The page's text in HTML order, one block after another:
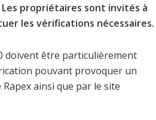
propriétaires sont invités à
les vérifications nécessaires.
doivent être particulièrement
pouvant provoquer un
ainsi que par le site